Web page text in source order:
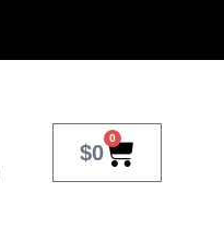
$0
0